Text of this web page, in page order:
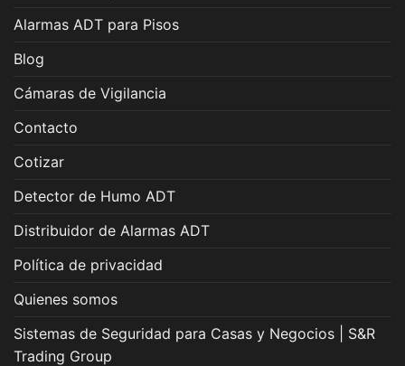
Alarmas ADT para Pisos
Blog
Cámaras de Vigilancia
Contacto
Cotizar
Detector de Humo ADT
Distribuidor de Alarmas ADT
Política de privacidad
Quienes somos
Sistemas de Seguridad para Casas y Negocios | S&R
Trading Group